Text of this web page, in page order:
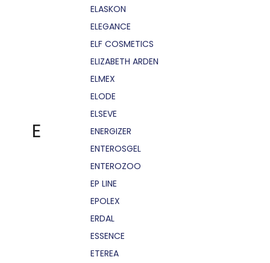
E
ELASKON
ELEGANCE
ELF COSMETICS
ELIZABETH ARDEN
ELMEX
ELODE
ELSEVE
ENERGIZER
ENTEROSGEL
ENTEROZOO
EP LINE
EPOLEX
ERDAL
ESSENCE
ETEREA